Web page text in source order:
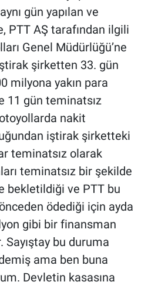
gün yapılan ve
PTT AŞ tarafından ilgili
Genel Müdürlüğü’ne
şirketten 33. gün
milyona yakın para
11 gün teminatsız
nakit
iştirak şirketteki
teminatsız olarak
teminatsız bir şekilde
bekletildiği ve PTT bu
ödediği için ayda
gibi bir finansman
Sayıştay bu duruma
ama ben buna
Devletin kasasına